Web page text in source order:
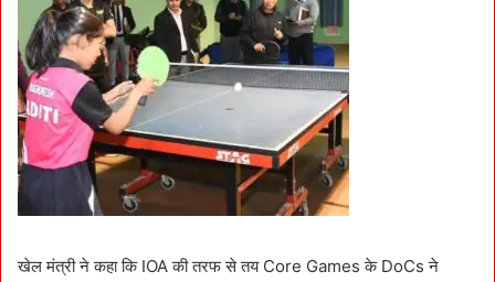
खेल मंत्री ने कहा कि IOA की तरफ से तय Core Games के DoCs ने